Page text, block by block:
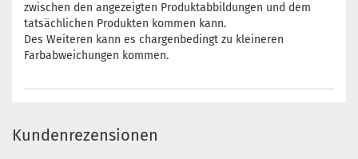
zwischen den angezeigten Produktabbildungen und dem
tatsächlichen Produkten kommen kann.
Des Weiteren kann es chargenbedingt zu kleineren
Farbabweichungen kommen.
Kundenrezensionen